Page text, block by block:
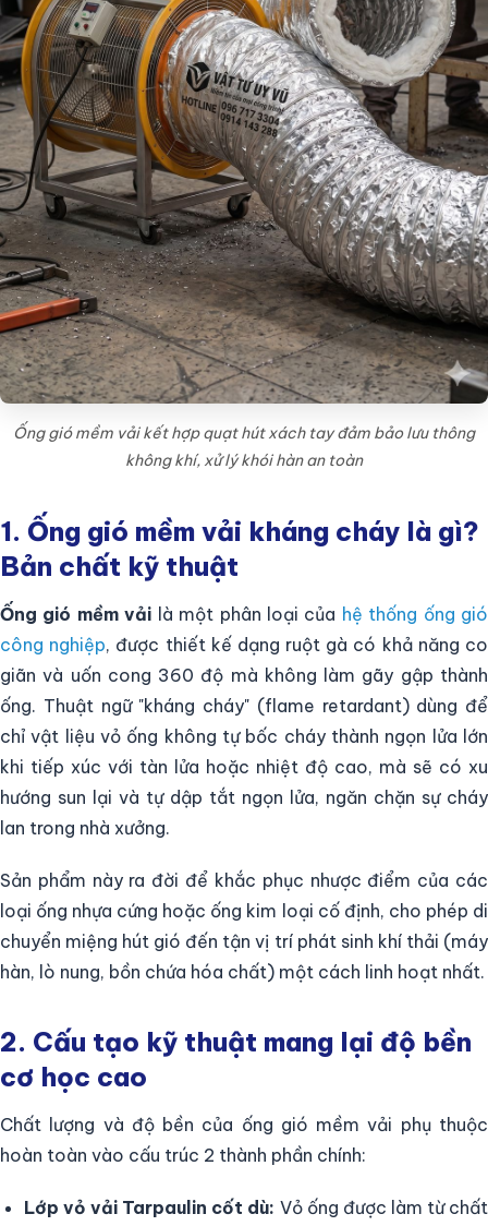
Ống gió mềm vải kết hợp quạt hút xách tay đảm bảo lưu thông
không khí, xử lý khói hàn an toàn
1. Ống gió mềm vải kháng cháy là gì?
Bản chất kỹ thuật
Ống gió mềm vải là một phân loại của hệ thống ống gió
công nghiệp, được thiết kế dạng ruột gà có khả năng co
giãn và uốn cong 360 độ mà không làm gãy gập thành
ống. Thuật ngữ "kháng cháy" (flame retardant) dùng để
chỉ vật liệu vỏ ống không tự bốc cháy thành ngọn lửa lớn
khi tiếp xúc với tàn lửa hoặc nhiệt độ cao, mà sẽ có xu
hướng sun lại và tự dập tắt ngọn lửa, ngăn chặn sự cháy
lan trong nhà xưởng.
Sản phẩm này ra đời để khắc phục nhược điểm của các
loại ống nhựa cứng hoặc ống kim loại cố định, cho phép di
chuyển miệng hút gió đến tận vị trí phát sinh khí thải (máy
hàn, lò nung, bồn chứa hóa chất) một cách linh hoạt nhất.
2. Cấu tạo kỹ thuật mang lại độ bền
cơ học cao
Chất lượng và độ bền của ống gió mềm vải phụ thuộc
hoàn toàn vào cấu trúc 2 thành phần chính:
Lớp vỏ vải Tarpaulin cốt dù: Vỏ ống được làm từ chất